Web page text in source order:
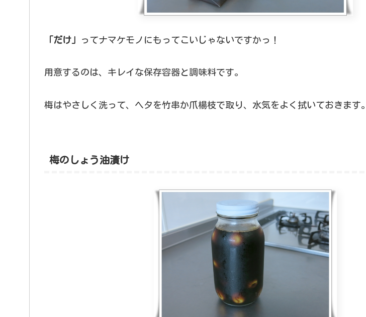
「だけ」 ってナマケモノにもってこいじゃないですかっ！
用意するのは、キレイな保存容器と調味料です。
梅はやさしく洗って、ヘタを竹串か爪楊枝で取り、水気をよく拭いておきます。
梅のしょう油漬け